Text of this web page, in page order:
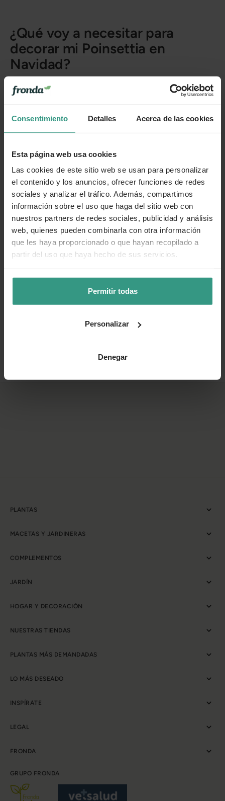
Consentimiento Detalles Acerca de las cookies
Esta página web usa cookies
Las cookies de este sitio web se usan para personalizar
el contenido y los anuncios, ofrecer funciones de redes
sociales y analizar el tráfico. Además, compartimos
información sobre el uso que haga del sitio web con
nuestros partners de redes sociales, publicidad y análisis
web, quienes pueden combinarla con otra información
que les haya proporcionado o que hayan recopilado a
partir del uso que haya hecho de sus servicios.
Permitir todas
Personalizar
Denegar
¿Qué voy a necesitar para
decorar mi Poinsettia en
Navidad?
tamaño, elige una que no sea demasiado grande ni
conservas? Solo tendrás que lavarlo y ¡voilà!
Poinsettias. Tu eliges el tamaño acorde a la bandeja
elegida.
Pequeñosfrutos yramas con bayas. Nosotros hemos
utilizado los frutos del manzano silvestre japonés o
Malus floribunda y ramas de Ilex.
Ramas de abeto.
Coníferaso Piceas mini.
PLANTAS
MACETAS Y JARDINERAS
COMPLEMENTOS
JARDÍN
HOGAR Y DECORACIÓN
NUESTRAS TIENDAS
PLANTAS MÁS DEMANDADAS
LO MÁS DESEADO
INSPÍRATE
LEGAL
FRONDA
GRUPO FRONDA